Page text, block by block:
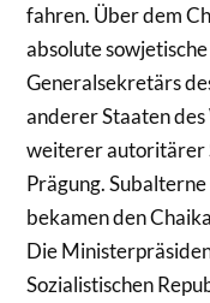
fahren. Über dem
absolute
Generalsekretärs
anderer Staaten
weiterer autoritärer
Prägung.
bekamen den
Die
Sozialistischen